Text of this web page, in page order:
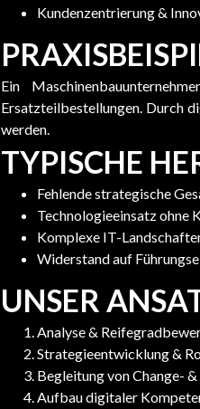
Kundenzentrierung &
Ein
Ersatzteilbestellungen. Durch
werden.
TYPISCHE
Fehlende strategische
Technologieeinsatz ohne
Komplexe IT-
Widerstand auf
UNSER
Analyse &
Strategieentwicklung &
Begleitung von Change-
Aufbau digitaler